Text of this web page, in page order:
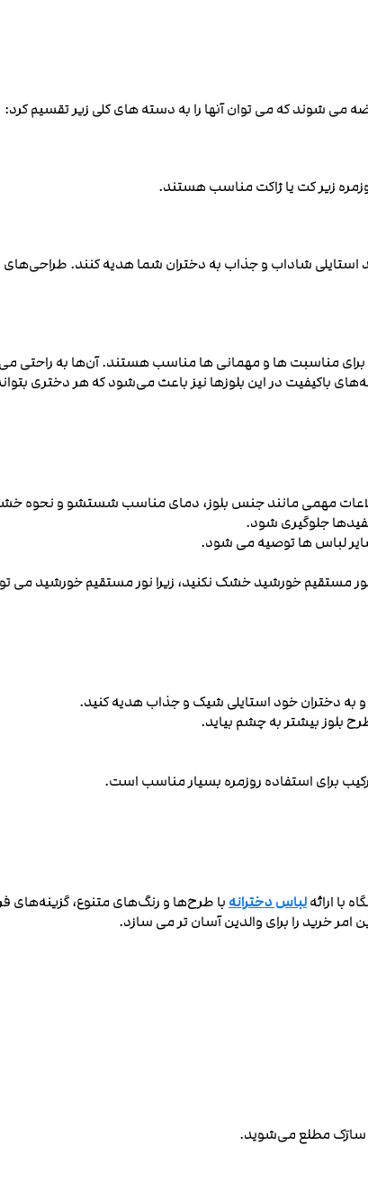
شوند که می ‌توان آنها را به دسته ‌های کلی زیر تقسیم کرد:
زیر کت یا ژاکت مناسب هستند.
شاداب و جذاب به دختران شما هدیه کنند. طراحی‌های
برای مناسبت ‌ها و مهمانی ‌ها مناسب هستند. آن‌ها به راحتی
در این بلوزها نیز باعث می‌شود که هر دختری
مهمی مانند جنس بلوز، دمای مناسب شستشو و نحوه
سفیدها جلوگیری شود.
لباس‌ ها توصیه می ‌شود.
خورشید خشک نکنید، زیرا نور مستقیم خورشید می
به دختران خود استایلی شیک و جذاب هدیه کنید.
بلوز بیشتر به چشم بیاید.
برای استفاده روزمره بسیار مناسب است.
با ارائهلباس دخترانه با طرح‌ها و رنگ‌های متنوع، گزینه‌های
خرید را برای والدین آسان ‌تر می ‌سازد.
سارَک مطلع می‌شوید.